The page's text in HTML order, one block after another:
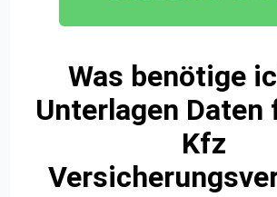
Was benötige
Unterlagen Daten
Kfz